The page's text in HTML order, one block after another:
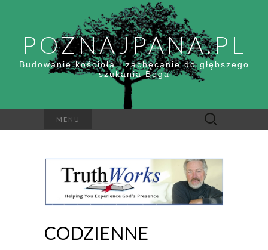
POZNAJPANA.PL
Budowanie kościoła i zachęcanie do głębszego
szukania Boga
MENU Szukaj:
CODZIENNE